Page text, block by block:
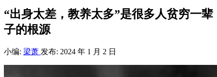
“出身太差，教养太多”是很多人贫穷一辈
子的根源
小编: 梁萧 发布: 2024 年 1 月 2 日